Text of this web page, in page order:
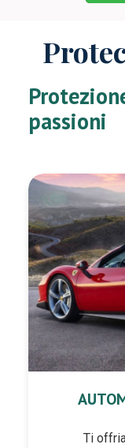
passioni
Ti